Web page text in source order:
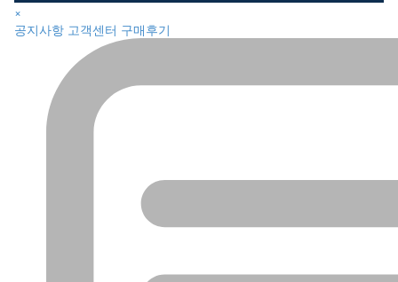
close
navigation
×
공지사항 고객센터 구매후기